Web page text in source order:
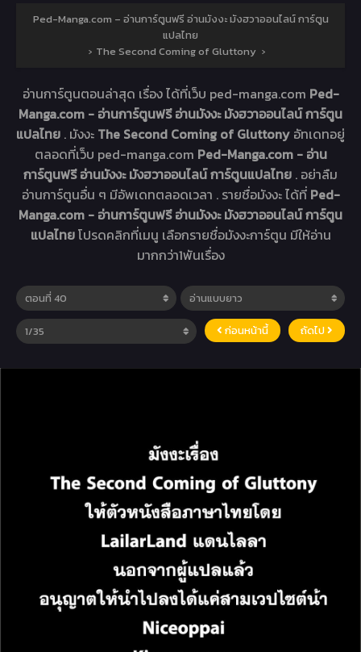
Ped-Manga.com – อ่านการ์ตูนฟรี อ่านมังงะ มังฮวาออนไลน์ การ์ตูน
แปลไทย
› The Second Coming of Gluttony ›
อ่านการ์ตูนตอนล่าสุด เรื่องได้ที่เว็บ ped-manga.com Ped-
Manga.com - อ่านการ์ตูนฟรี อ่านมังงะ มังฮวาออนไลน์ การ์ตูน
แปลไทย . มังงะ The Second Coming of Gluttony อัทเดทอยู่
ตลอดที่เว็บ ped-manga.com Ped-Manga.com - อ่าน
การ์ตูนฟรี อ่านมังงะ มังฮวาออนไลน์ การ์ตูนแปลไทย . อย่าลืม
อ่านการ์ตูนอื่น ๆ มีอัพเดทตลอดเวลา . รายชื่อมังงะ ได้ที่ Ped-
Manga.com - อ่านการ์ตูนฟรี อ่านมังงะ มังฮวาออนไลน์ การ์ตูน
แปลไทยโปรดคลิกที่เมนู เลือกรายชื่อมังงะการ์ตูน มีให้อ่าน
มากกว่า1พันเรื่อง
ก่อนหน้านี้ ถัดไป